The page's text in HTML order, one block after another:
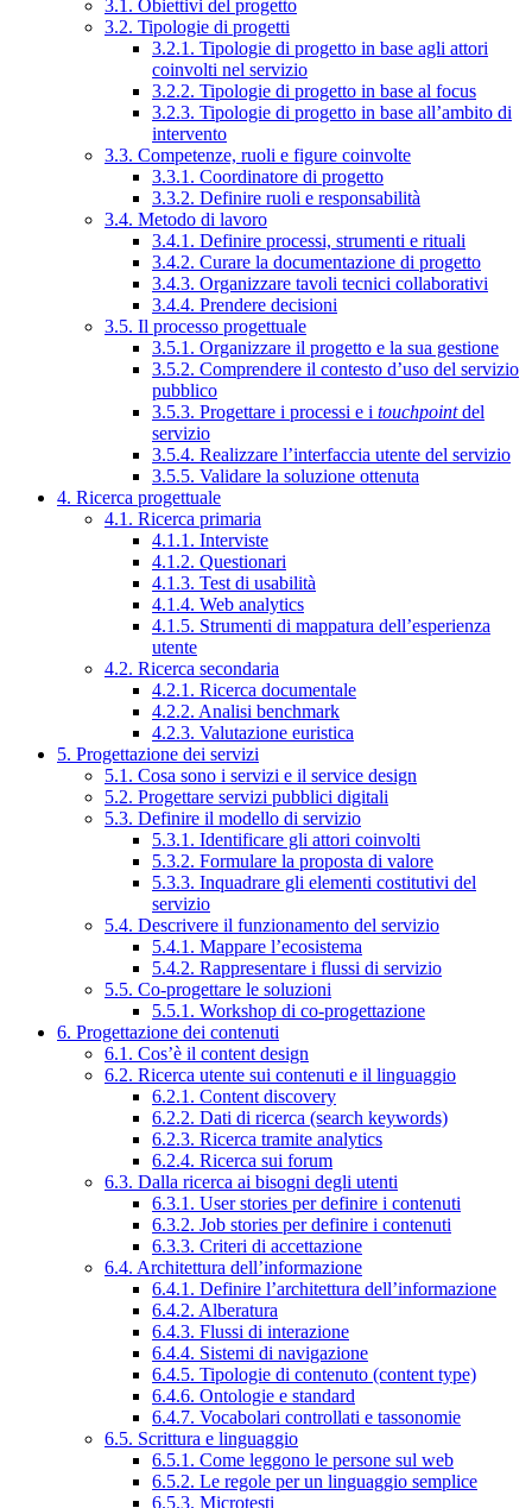
3.1. Obiettivi del progetto
3.2. Tipologie di progetti
3.2.1. Tipologie di progetto in base agli attori
coinvolti nel servizio
3.2.2. Tipologie di progetto in base al focus
3.2.3. Tipologie di progetto in base all’ambito di
intervento
3.3. Competenze, ruoli e figure coinvolte
3.3.1. Coordinatore di progetto
3.3.2. Definire ruoli e responsabilità
3.4. Metodo di lavoro
3.4.1. Definire processi, strumenti e rituali
3.4.2. Curare la documentazione di progetto
3.4.3. Organizzare tavoli tecnici collaborativi
3.4.4. Prendere decisioni
3.5. Il processo progettuale
3.5.1. Organizzare il progetto e la sua gestione
3.5.2. Comprendere il contesto d’uso del servizio
pubblico
3.5.3. Progettare i processi e i touchpointdel
servizio
3.5.4. Realizzare l’interfaccia utente del servizio
3.5.5. Validare la soluzione ottenuta
4. Ricerca progettuale
4.1. Ricerca primaria
4.1.1. Interviste
4.1.2. Questionari
4.1.3. Test di usabilità
4.1.4. Web analytics
4.1.5. Strumenti di mappatura dell’esperienza
utente
4.2. Ricerca secondaria
4.2.1. Ricerca documentale
4.2.2. Analisi benchmark
4.2.3. Valutazione euristica
5. Progettazione dei servizi
5.1. Cosa sono i servizi e il service design
5.2. Progettare servizi pubblici digitali
5.3. Definire il modello di servizio
5.3.1. Identificare gli attori coinvolti
5.3.2. Formulare la proposta di valore
5.3.3. Inquadrare gli elementi costitutivi del
servizio
5.4. Descrivere il funzionamento del servizio
5.4.1. Mappare l’ecosistema
5.4.2. Rappresentare i flussi di servizio
5.5. Co-progettare le soluzioni
5.5.1. Workshop di co-progettazione
6. Progettazione dei contenuti
6.1. Cos’è il content design
6.2. Ricerca utente sui contenuti e il linguaggio
6.2.1. Content discovery
6.2.2. Dati di ricerca (search keywords)
6.2.3. Ricerca tramite analytics
6.2.4. Ricerca sui forum
6.3. Dalla ricerca ai bisogni degli utenti
6.3.1. User stories per definire i contenuti
6.3.2. Job stories per definire i contenuti
6.3.3. Criteri di accettazione
6.4. Architettura dell’informazione
6.4.1. Definire l’architettura dell’informazione
6.4.2. Alberatura
6.4.3. Flussi di interazione
6.4.4. Sistemi di navigazione
6.4.5. Tipologie di contenuto (content type)
6.4.6. Ontologie e standard
6.4.7. Vocabolari controllati e tassonomie
6.5. Scrittura e linguaggio
6.5.1. Come leggono le persone sul web
6.5.2. Le regole per un linguaggio semplice
6.5.3. Microtesti